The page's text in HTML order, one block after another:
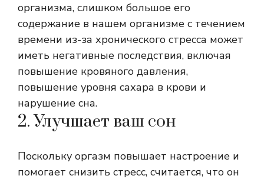
организма, слишком большое его
содержание в нашем организме с течением
времени из-за хронического стресса может
иметь негативные последствия, включая
повышение кровяного давления,
повышение уровня сахара в крови и
нарушение сна.
2. Улучшает ваш сон
Поскольку оргазм повышает настроение и
помогает снизить стресс, считается, что он